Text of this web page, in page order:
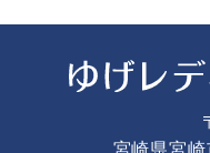
宮崎県宮